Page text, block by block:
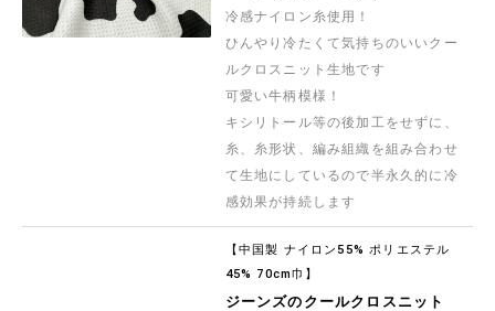
冷感ナイロン糸使用！
ひんやり冷たくて気持ちのいいクー
ルクロスニット生地です
可愛い牛柄模様！
キシリトール等の後加工をせずに、
糸、糸形状、編み組織を組み合わせ
て生地にしているので半永久的に冷
感効果が持続します
【中国製 ナイロン55% ポリエステル
45% 70cm巾】
ジーンズのクールクロスニット